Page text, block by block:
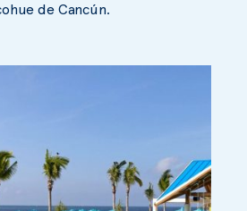
de Cancún.